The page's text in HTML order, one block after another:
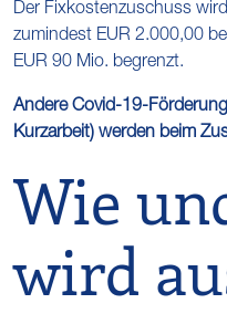
Der Fixkostenzuschuss
zumindest EUR 2.000,00
EUR 90 Mio. begrenzt.
Andere Covid-19-
Kurzarbeit) werden beim
Wie
wird